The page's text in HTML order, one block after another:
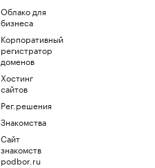
Облако для
бизнеса
Корпоративный
регистратор
доменов
Хостинг
сайтов
Рег.решения
Знакомства
Сайт
знакомств
podbor.ru